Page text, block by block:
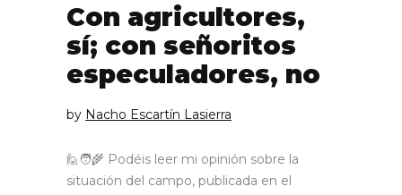
Con agricultores,
sí; con señoritos
especuladores, no
by Nacho Escartín Lasierra
🙋🧑‍🌾 Podéis leer mi opinión sobre la
situación del campo, publicada en el